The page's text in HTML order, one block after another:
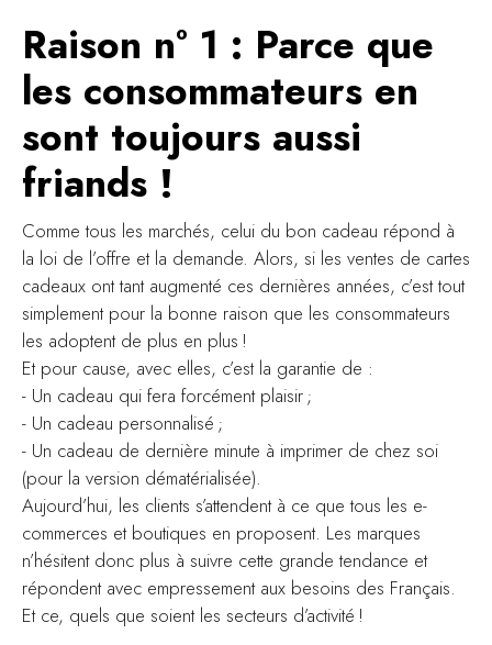
Raison n° 1 : Parce que
les consommateurs en
sont toujours aussi
friands !
Comme tous les marchés, celui du bon cadeau répond à
la loi de l’offre et la demande. Alors, si les ventes de cartes
cadeaux ont tant augmenté ces dernières années, c’est tout
simplement pour la bonne raison que les consommateurs
les adoptent de plus en plus !
Et pour cause, avec elles, c’est la garantie de :
- Un cadeau qui fera forcément plaisir ;
- Un cadeau personnalisé ;
- Un cadeau de dernière minute à imprimer de chez soi
(pour la version dématérialisée).
Aujourd’hui, les clients s’attendent à ce que tous les e-
commerces et boutiques en proposent. Les marques
n’hésitent donc plus à suivre cette grande tendance et
répondent avec empressement aux besoins des Français.
Et ce, quels que soient les secteurs d’activité !